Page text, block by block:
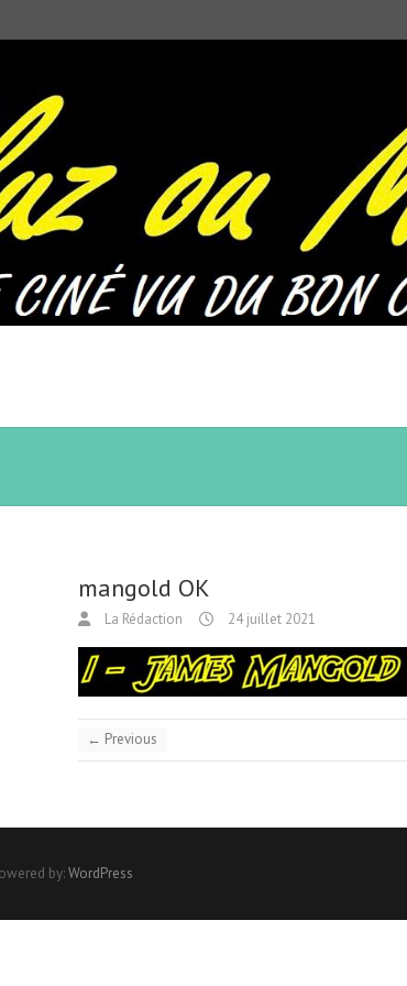
mangold OK
La Rédaction 24 juillet 2021
← Previous
by:WordPress